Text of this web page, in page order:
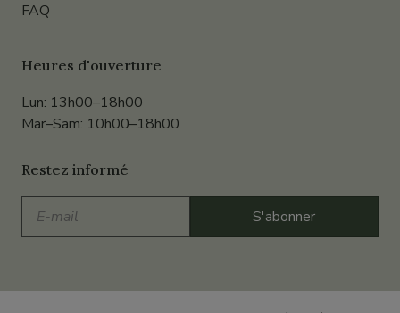
FAQ
Heures d'ouverture
Lun: 13h00–18h00
Mar–Sam: 10h00–18h00
Restez informé
mail
S'abonner